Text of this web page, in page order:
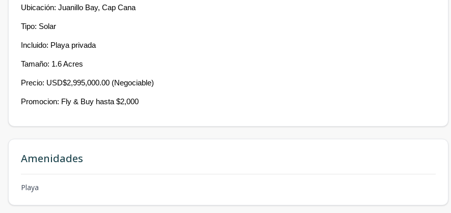
Ubicación: Juanillo Bay, Cap Cana
Tipo: Solar
Incluido: Playa privada
Tamaño: 1.6 Acres
Precio: USD$2,995,000.00 (Negociable)
Promocion: Fly & Buy hasta $2,000
Amenidades
Playa